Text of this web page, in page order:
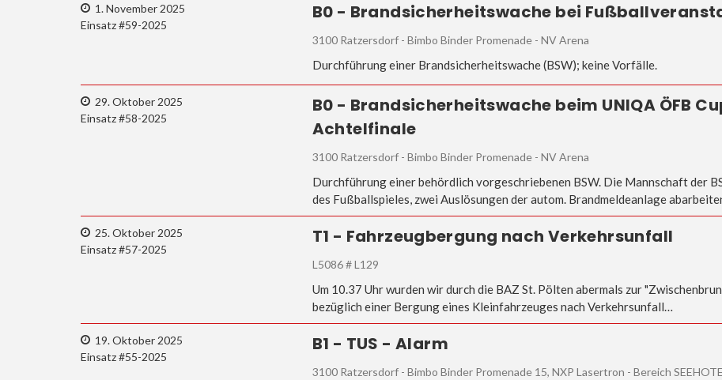
1. November 2025
Einsatz #59-2025
B0 - Brandsicherheitswache bei
3100 Ratzersdorf - Bimbo Binder Promenade - NV Arena
Durchführung einer Brandsicherheitswache (BSW); keine Vorfälle.
29. Oktober 2025
Einsatz #58-2025
B0 - Brandsicherheitswache beim UNIQA ÖFB
Achtelfinale
3100 Ratzersdorf - Bimbo Binder Promenade - NV Arena
Durchführung einer behördlich vorgeschriebenen BSW. Die Mannschaft der
des Fußballspieles, zwei Auslösungen der autom. Brandmeldeanlage
25. Oktober 2025
Einsatz #57-2025
T1 - Fahrzeugbergung nach Verkehrsunfall
L5086 # L129
Um 10.37 Uhr wurden wir durch die BAZ St. Pölten abermals zur
bezüglich einer Bergung eines Kleinfahrzeuges nach Verkehrsunfall…
19. Oktober 2025
Einsatz #55-2025
B1 - TUS - Alarm
3100 Ratzersdorf - Bimbo Binder Promenade 15, NXP Lasertron - Bereich